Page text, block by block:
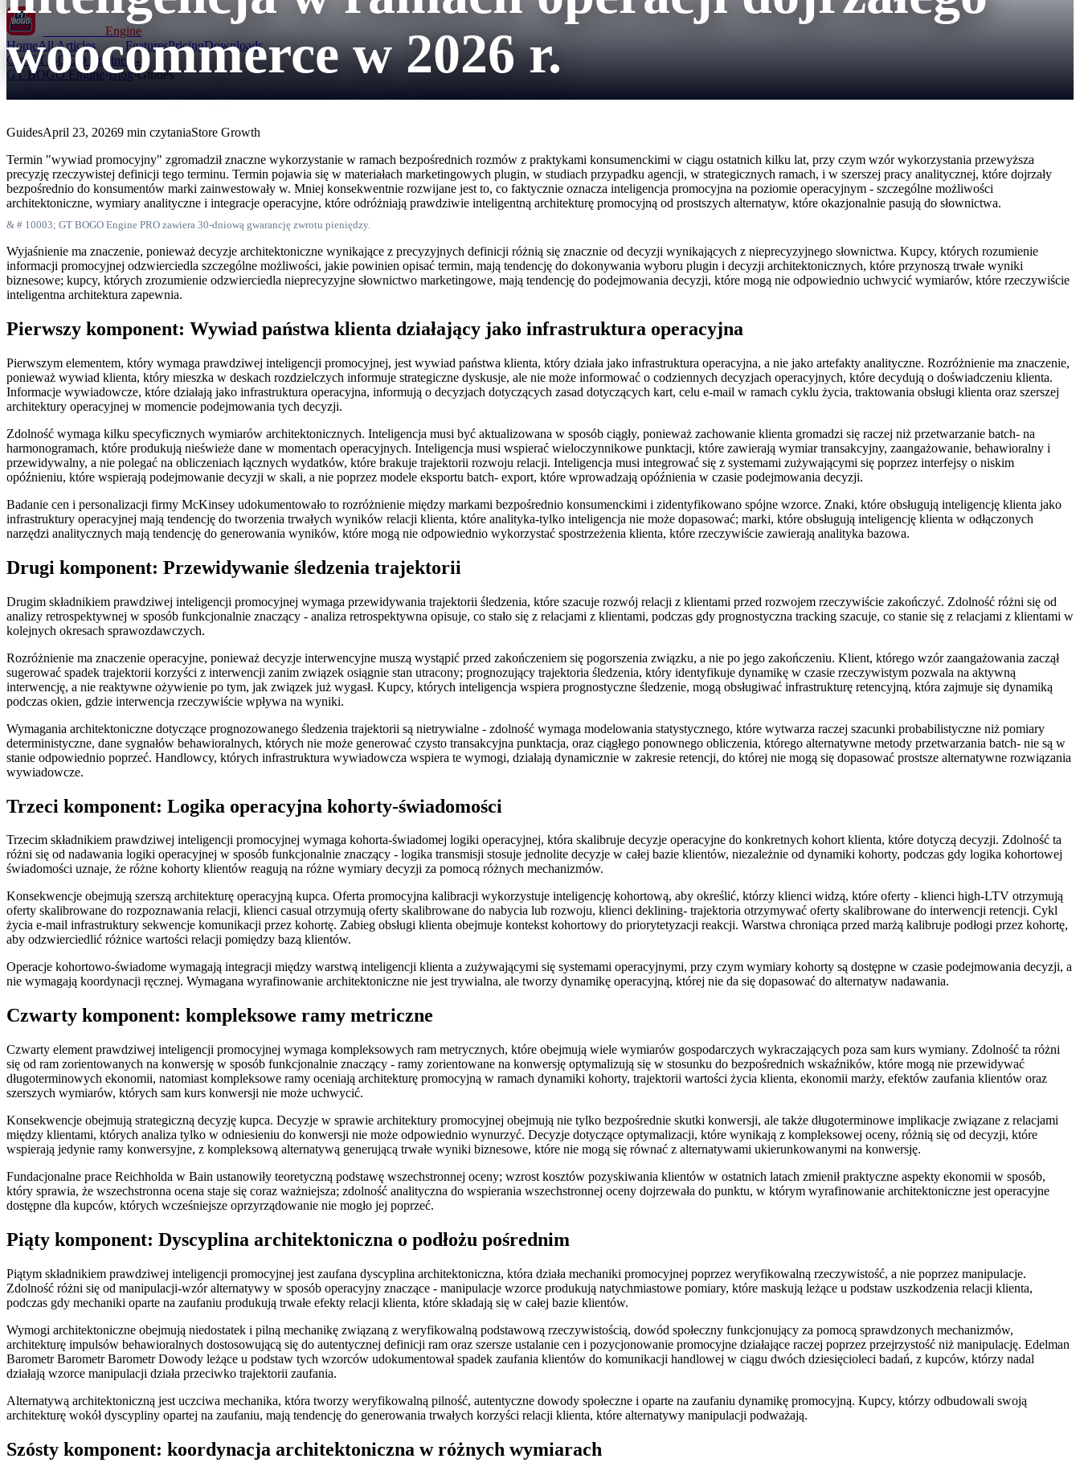
Engine
HomeAll Articles FeaturesPricingDownloads
Get GT BOGO Engine →
GT BOGO Engine›Blog›Guides
woocommerce w 2026 r.
GuidesApril 23, 20269 min czytaniaStore Growth
Termin "wywiad promocyjny" zgromadził znaczne wykorzystanie w ramach bezpośrednich rozmów z praktykami konsumenckimi w ciągu ostatnich kilku lat, przy czym wzór wykorzystania przewyższa
precyzję rzeczywistej definicji tego terminu. Termin pojawia się w materiałach marketingowych plugin, w studiach przypadku agencji, w strategicznych ramach, i w szerszej pracy analitycznej, które dojrzały
bezpośrednio do konsumentów marki zainwestowały w. Mniej konsekwentnie rozwijane jest to, co faktycznie oznacza inteligencja promocyjna na poziomie operacyjnym - szczególne możliwości
architektoniczne, wymiary analityczne i integracje operacyjne, które odróżniają prawdziwie inteligentną architekturę promocyjną od prostszych alternatyw, które okazjonalnie pasują do słownictwa.
& # 10003; GT BOGO Engine PRO zawiera 30-dniową gwarancję zwrotu pieniędzy.
Wyjaśnienie ma znaczenie, ponieważ decyzje architektoniczne wynikające z precyzyjnych definicji różnią się znacznie od decyzji wynikających z nieprecyzyjnego słownictwa. Kupcy, których rozumienie
informacji promocyjnej odzwierciedla szczególne możliwości, jakie powinien opisać termin, mają tendencję do dokonywania wyboru plugin i decyzji architektonicznych, które przynoszą trwałe wyniki
biznesowe; kupcy, których zrozumienie odzwierciedla nieprecyzyjne słownictwo marketingowe, mają tendencję do podejmowania decyzji, które mogą nie odpowiednio uchwycić wymiarów, które rzeczywiście
inteligentna architektura zapewnia.
Pierwszy komponent: Wywiad państwa klienta działający jako infrastruktura operacyjna
Pierwszym elementem, który wymaga prawdziwej inteligencji promocyjnej, jest wywiad państwa klienta, który działa jako infrastruktura operacyjna, a nie jako artefakty analityczne. Rozróżnienie ma znaczenie,
ponieważ wywiad klienta, który mieszka w deskach rozdzielczych informuje strategiczne dyskusje, ale nie może informować o codziennych decyzjach operacyjnych, które decydują o doświadczeniu klienta.
Informacje wywiadowcze, które działają jako infrastruktura operacyjna, informują o decyzjach dotyczących zasad dotyczących kart, celu e-mail w ramach cyklu życia, traktowania obsługi klienta oraz szerszej
architektury operacyjnej w momencie podejmowania tych decyzji.
Zdolność wymaga kilku specyficznych wymiarów architektonicznych. Inteligencja musi być aktualizowana w sposób ciągły, ponieważ zachowanie klienta gromadzi się raczej niż przetwarzanie batch- na
harmonogramach, które produkują nieświeże dane w momentach operacyjnych. Inteligencja musi wspierać wieloczynnikowe punktacji, które zawierają wymiar transakcyjny, zaangażowanie, behawioralny i
przewidywalny, a nie polegać na obliczeniach łącznych wydatków, które brakuje trajektorii rozwoju relacji. Inteligencja musi integrować się z systemami zużywającymi się poprzez interfejsy o niskim
opóźnieniu, które wspierają podejmowanie decyzji w skali, a nie poprzez modele eksportu batch- export, które wprowadzają opóźnienia w czasie podejmowania decyzji.
Badanie cen i personalizacji firmy McKinsey udokumentowało to rozróżnienie między markami bezpośrednio konsumenckimi i zidentyfikowano spójne wzorce. Znaki, które obsługują inteligencję klienta jako
infrastruktury operacyjnej mają tendencję do tworzenia trwałych wyników relacji klienta, które analityka-tylko inteligencja nie może dopasować; marki, które obsługują inteligencję klienta w odłączonych
narzędzi analitycznych mają tendencję do generowania wyników, które mogą nie odpowiednio wykorzystać spostrzeżenia klienta, które rzeczywiście zawierają analityka bazowa.
Drugi komponent: Przewidywanie śledzenia trajektorii
Drugim składnikiem prawdziwej inteligencji promocyjnej wymaga przewidywania trajektorii śledzenia, które szacuje rozwój relacji z klientami przed rozwojem rzeczywiście zakończyć. Zdolność różni się od
analizy retrospektywnej w sposób funkcjonalnie znaczący - analiza retrospektywna opisuje, co stało się z relacjami z klientami, podczas gdy prognostyczna tracking szacuje, co stanie się z relacjami z klientami w
kolejnych okresach sprawozdawczych.
Rozróżnienie ma znaczenie operacyjne, ponieważ decyzje interwencyjne muszą wystąpić przed zakończeniem się pogorszenia związku, a nie po jego zakończeniu. Klient, którego wzór zaangażowania zaczął
sugerować spadek trajektorii korzyści z interwencji zanim związek osiągnie stan utracony; prognozujący trajektoria śledzenia, który identyfikuje dynamikę w czasie rzeczywistym pozwala na aktywną
interwencję, a nie reaktywne ożywienie po tym, jak związek już wygasł. Kupcy, których inteligencja wspiera prognostyczne śledzenie, mogą obsługiwać infrastrukturę retencyjną, która zajmuje się dynamiką
podczas okien, gdzie interwencja rzeczywiście wpływa na wyniki.
Wymagania architektoniczne dotyczące prognozowanego śledzenia trajektorii są nietrywialne - zdolność wymaga modelowania statystycznego, które wytwarza raczej szacunki probabilistyczne niż pomiary
deterministyczne, dane sygnałów behawioralnych, których nie może generować czysto transakcyjna punktacja, oraz ciągłego ponownego obliczenia, którego alternatywne metody przetwarzania batch- nie są w
stanie odpowiednio poprzeć. Handlowcy, których infrastruktura wywiadowcza wspiera te wymogi, działają dynamicznie w zakresie retencji, do której nie mogą się dopasować prostsze alternatywne rozwiązania
wywiadowcze.
Trzeci komponent: Logika operacyjna kohorty-świadomości
Trzecim składnikiem prawdziwej inteligencji promocyjnej wymaga kohorta-świadomej logiki operacyjnej, która skalibruje decyzje operacyjne do konkretnych kohort klienta, które dotyczą decyzji. Zdolność ta
różni się od nadawania logiki operacyjnej w sposób funkcjonalnie znaczący - logika transmisji stosuje jednolite decyzje w całej bazie klientów, niezależnie od dynamiki kohorty, podczas gdy logika kohortowej
świadomości uznaje, że różne kohorty klientów reagują na różne wymiary decyzji za pomocą różnych mechanizmów.
Konsekwencje obejmują szerszą architekturę operacyjną kupca. Oferta promocyjna kalibracji wykorzystuje inteligencję kohortową, aby określić, którzy klienci widzą, które oferty - klienci high-LTV otrzymują
oferty skalibrowane do rozpoznawania relacji, klienci casual otrzymują oferty skalibrowane do nabycia lub rozwoju, klienci deklining- trajektoria otrzymywać oferty skalibrowane do interwencji retencji. Cykl
życia e-mail infrastruktury sekwencje komunikacji przez kohortę. Zabieg obsługi klienta obejmuje kontekst kohortowy do priorytetyzacji reakcji. Warstwa chroniąca przed marżą kalibruje podłogi przez kohortę,
aby odzwierciedlić różnice wartości relacji pomiędzy bazą klientów.
Operacje kohortowo-świadome wymagają integracji między warstwą inteligencji klienta a zużywającymi się systemami operacyjnymi, przy czym wymiary kohorty są dostępne w czasie podejmowania decyzji, a
nie wymagają koordynacji ręcznej. Wymagana wyrafinowanie architektoniczne nie jest trywialna, ale tworzy dynamikę operacyjną, której nie da się dopasować do alternatyw nadawania.
Czwarty komponent: kompleksowe ramy metriczne
Czwarty element prawdziwej inteligencji promocyjnej wymaga kompleksowych ram metrycznych, które obejmują wiele wymiarów gospodarczych wykraczających poza sam kurs wymiany. Zdolność ta różni
się od ram zorientowanych na konwersję w sposób funkcjonalnie znaczący - ramy zorientowane na konwersję optymalizują się w stosunku do bezpośrednich wskaźników, które mogą nie przewidywać
długoterminowych ekonomii, natomiast kompleksowe ramy oceniają architekturę promocyjną w ramach dynamiki kohorty, trajektorii wartości życia klienta, ekonomii marży, efektów zaufania klientów oraz
szerszych wymiarów, których sam kurs konwersji nie może uchwycić.
Konsekwencje obejmują strategiczną decyzję kupca. Decyzje w sprawie architektury promocyjnej obejmują nie tylko bezpośrednie skutki konwersji, ale także długoterminowe implikacje związane z relacjami
między klientami, których analiza tylko w odniesieniu do konwersji nie może odpowiednio wynurzyć. Decyzje dotyczące optymalizacji, które wynikają z kompleksowej oceny, różnią się od decyzji, które
wspierają jedynie ramy konwersyjne, z kompleksową alternatywą generującą trwałe wyniki biznesowe, które nie mogą się równać z alternatywami ukierunkowanymi na konwersję.
Fundacjonalne prace Reichholda w Bain ustanowiły teoretyczną podstawę wszechstronnej oceny; wzrost kosztów pozyskiwania klientów w ostatnich latach zmienił praktyczne aspekty ekonomii w sposób,
który sprawia, że wszechstronna ocena staje się coraz ważniejsza; zdolność analityczna do wspierania wszechstronnej oceny dojrzewała do punktu, w którym wyrafinowanie architektoniczne jest operacyjne
dostępne dla kupców, których wcześniejsze oprzyrządowanie nie mogło jej poprzeć.
Piąty komponent: Dyscyplina architektoniczna o podłożu pośrednim
Piątym składnikiem prawdziwej inteligencji promocyjnej jest zaufana dyscyplina architektoniczna, która działa mechaniki promocyjnej poprzez weryfikowalną rzeczywistość, a nie poprzez manipulacje.
Zdolność różni się od manipulacji-wzór alternatywy w sposób operacyjny znaczące - manipulacje wzorce produkują natychmiastowe pomiary, które maskują leżące u podstaw uszkodzenia relacji klienta,
podczas gdy mechaniki oparte na zaufaniu produkują trwałe efekty relacji klienta, które składają się w całej bazie klientów.
Wymogi architektoniczne obejmują niedostatek i pilną mechanikę związaną z weryfikowalną podstawową rzeczywistością, dowód społeczny funkcjonujący za pomocą sprawdzonych mechanizmów,
architekturę impulsów behawioralnych dostosowującą się do autentycznej definicji ram oraz szersze ustalanie cen i pozycjonowanie promocyjne działające raczej poprzez przejrzystość niż manipulację. Edelman
Barometr Barometr Barometr Dowody leżące u podstaw tych wzorców udokumentował spadek zaufania klientów do komunikacji handlowej w ciągu dwóch dziesięcioleci badań, z kupców, którzy nadal
działają wzorce manipulacji działa przeciwko trajektorii zaufania.
Alternatywą architektoniczną jest uczciwa mechanika, która tworzy weryfikowalną pilność, autentyczne dowody społeczne i oparte na zaufaniu dynamikę promocyjną. Kupcy, którzy odbudowali swoją
architekturę wokół dyscypliny opartej na zaufaniu, mają tendencję do generowania trwałych korzyści relacji klienta, które alternatywy manipulacji podważają.
Szósty komponent: koordynacja architektoniczna w różnych wymiarach